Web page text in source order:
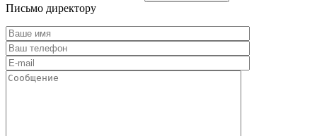
Письмо директору